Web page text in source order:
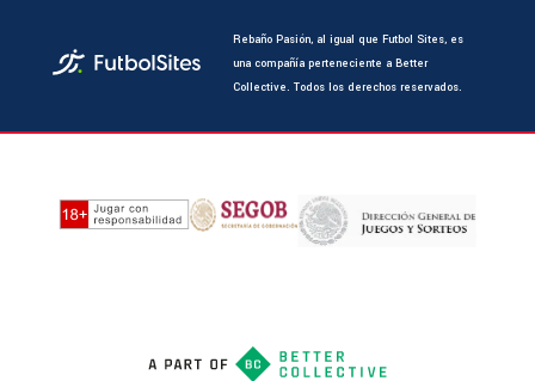
Rebaño Pasión, al igual que Futbol Sites, es
una compañía perteneciente a Better
Collective. Todos los derechos reservados.